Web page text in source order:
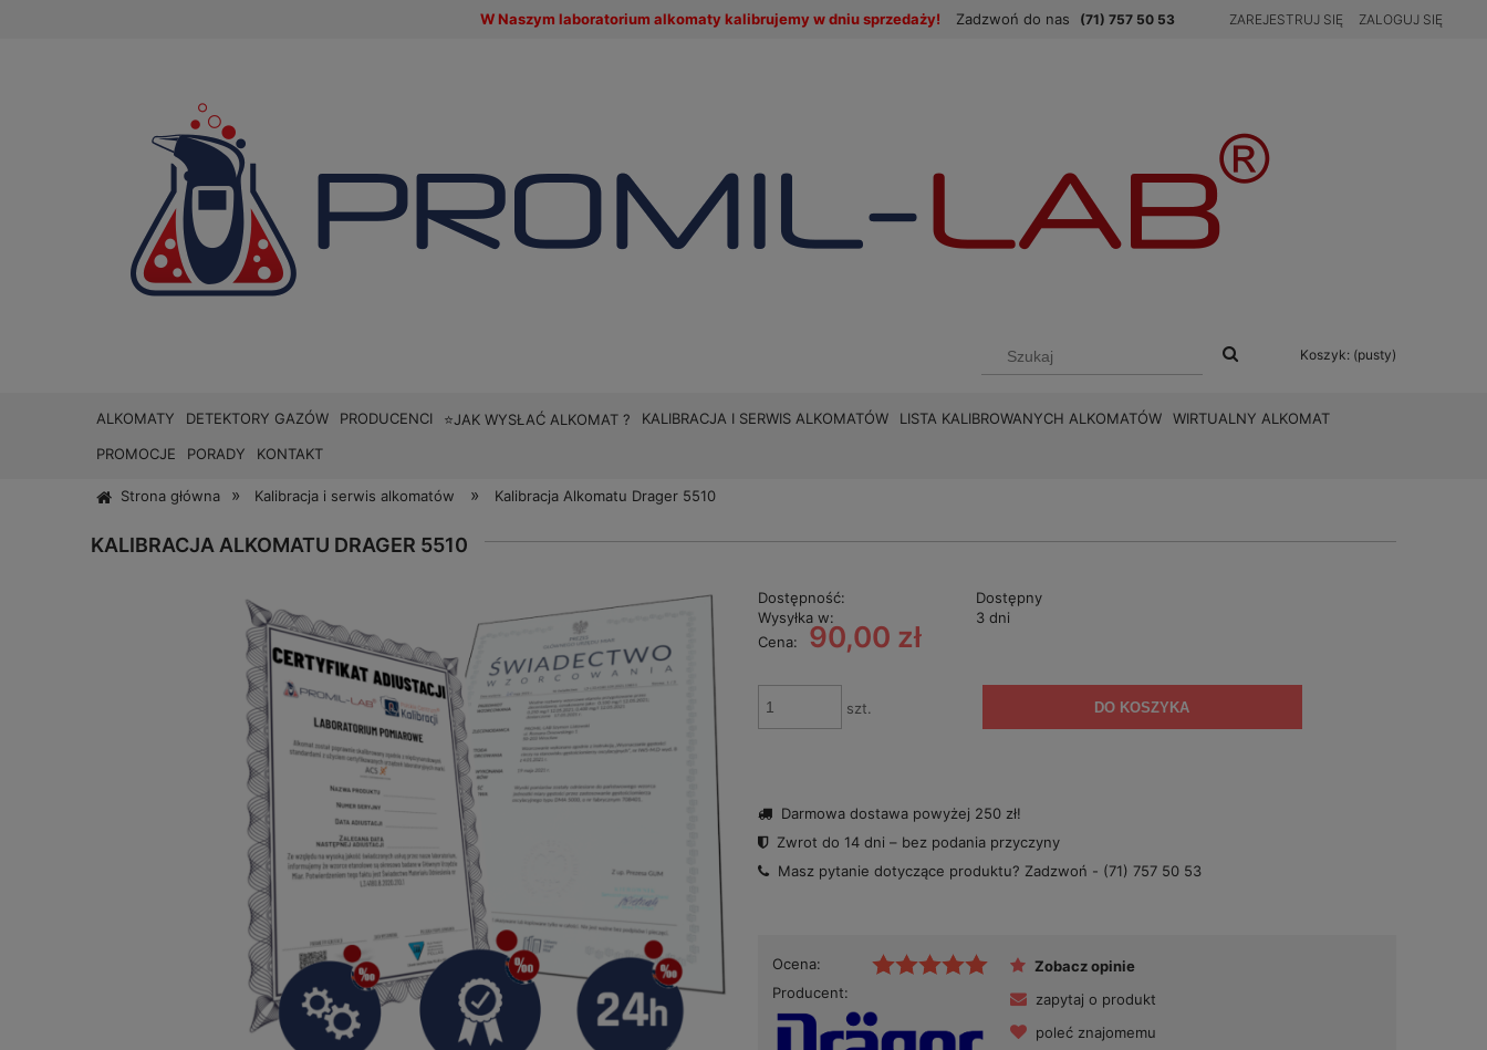
W Naszym laboratorium alkomaty kalibrujemy w dniu sprzedaży! Zadzwoń do nas (71) 757 50 53 ZAREJESTRUJ SIĘ ZALOGUJ SIĘ
Koszyk: (pusty)
ALKOMATY DETEKTORY GAZÓW PRODUCENCI ⭐JAK WYSŁAĆ ALKOMAT ? KALIBRACJA I SERWIS ALKOMATÓW LISTA KALIBROWANYCH ALKOMATÓW
WIRTUALNY ALKOMAT
PROMOCJE
PORADY KONTAKT
Strona główna » Kalibracja i serwis alkomatów » Kalibracja Alkomatu Drager 5510
KALIBRACJA ALKOMATU DRAGER 5510
Dostępność:
Dostępny
Wysyłka w:
3 dni
Cena:
90,00 zł
szt. DO KOSZYKA
Darmowa dostawa powyżej 250 zł!
Zwrot do 14 dni – bez podania przyczyny
Masz pytanie dotyczące produktu? Zadzwoń - (71) 757 50 53
Ocena:
Producent:
Zobacz opinie
zapytaj o produkt
poleć znajomemu